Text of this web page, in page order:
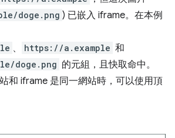
doge.png ) 已嵌入 iframe。在本例
、 https://a.example 和
doge.png 的元組，且快取命中。
和 iframe 是同一網站時，可以使用頂